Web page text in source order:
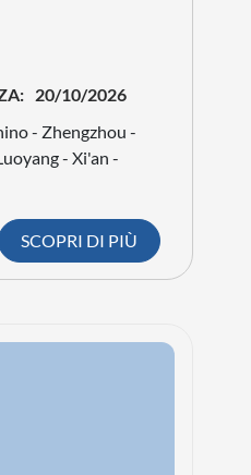
20/10/2026
- Zhengzhou -
- Xi'an -
SCOPRI DI PIÙ